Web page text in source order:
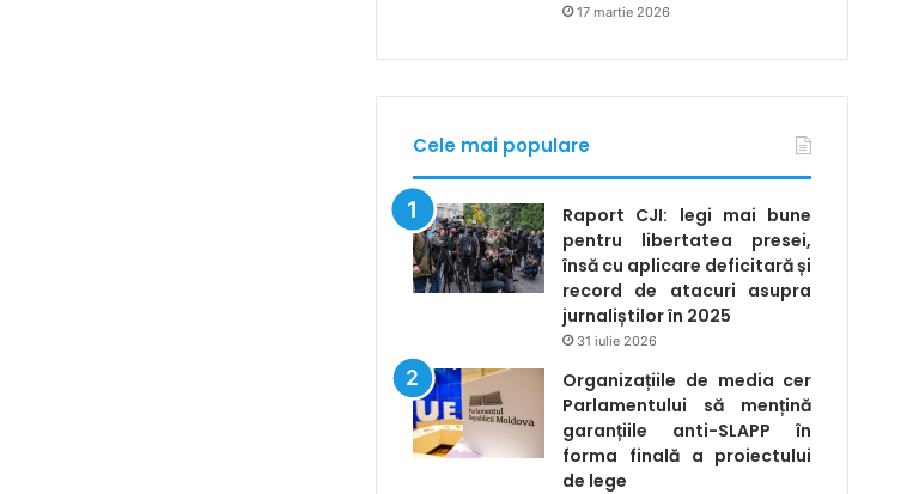
17 martie 2026
Cele mai populare
Raport CJI: legi mai bune
pentru libertatea presei,
însă cu aplicare deficitară și
record de atacuri asupra
jurnaliștilor în 2025
31 iulie 2026
Organizațiile de media cer
Parlamentului să mențină
garanțiile anti-SLAPP în
forma finală a proiectului
de lege